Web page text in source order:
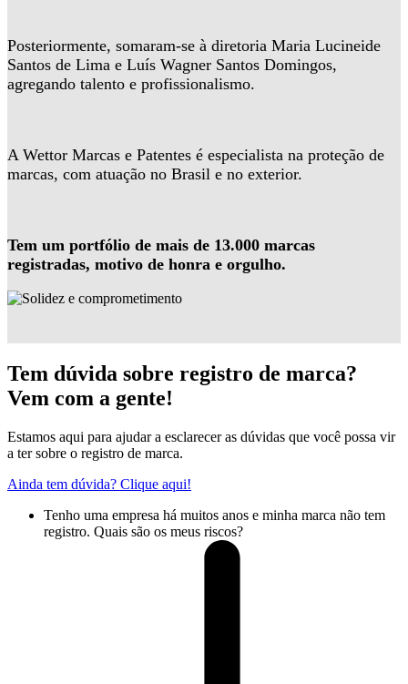
Posteriormente, somaram-se à diretoria Maria Lucineide
Santos de Lima e Luís Wagner Santos Domingos,
agregando talento e profissionalismo.
A Wettor Marcas e Patentes é especialista na proteção de
marcas, com atuação no Brasil e no exterior.
Tem um portfólio de mais de 13.000 marcas
registradas, motivo de honra e orgulho.
Tem dúvida sobre registro de marca?
Vem com a gente!
Estamos aqui para ajudar a esclarecer as dúvidas que você possa vir
a ter sobre o registro de marca.
Ainda tem dúvida? Clique aqui!
Tenho uma empresa há muitos anos e minha marca não tem
registro. Quais são os meus riscos?